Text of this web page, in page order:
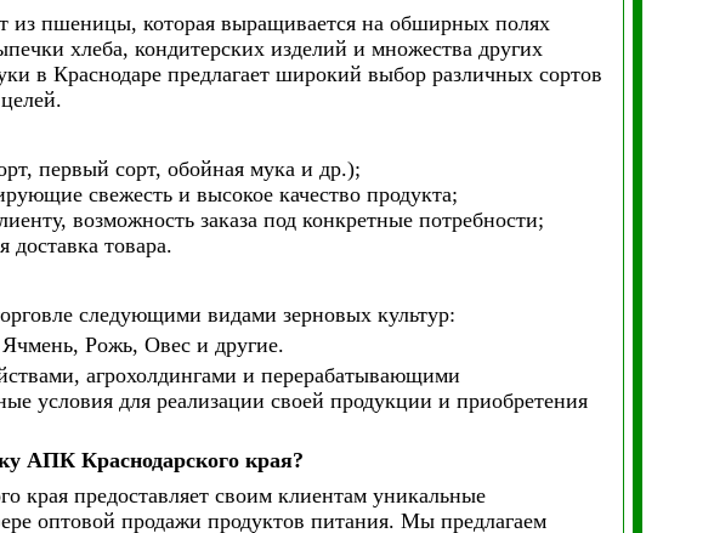
из пшеницы, которая выращивается на обширных полях
хлеба, кондитерских изделий и множества других
в Краснодаре предлагает широкий выбор различных сортов
первый сорт, обойная мука и др.);
свежесть и высокое качество продукта;
возможность заказа под конкретные потребности;
доставка товара.
следующими видами зерновых культур:
Рожь, Овес и другие.
агрохолдингами и перерабатывающими
условия для реализации своей продукции и приобретения
АПК Краснодарского края?
края предоставляет своим клиентам уникальные
оптовой продажи продуктов питания. Мы предлагаем